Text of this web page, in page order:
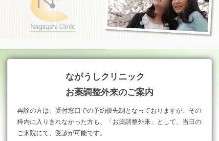
ながうしクリニック
お薬調整外来のご案内
再診の方は、受付窓口での予約優先制となっておりますが、その
枠内に入りきれなかった方も、「お薬調整外来」として、当日の
ご来院にて、受診が可能です。